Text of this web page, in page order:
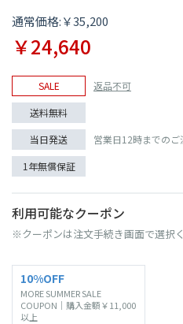
通常価格:￥35,200
￥24,640
SALE
返品不可
送料無料
当日発送
営業日12時までのご
1年無償保証
利用可能なクーポン
※クーポンは注文手続き画面で選択く
10%OFF
MORE SUMMER SALE
COUPON｜購入金額￥11,000
以上